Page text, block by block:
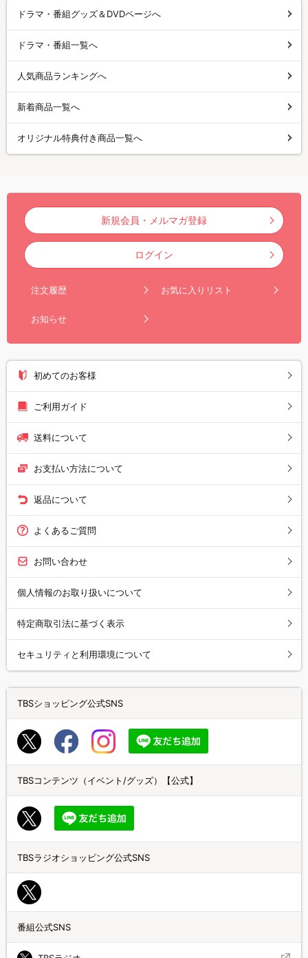
ドラマ・番組グッズ＆DVDページへ
ドラマ・番組一覧へ
人気商品ランキングへ
新着商品一覧へ
オリジナル特典付き商品一覧へ
新規会員・メルマガ登録
ログイン
注文履歴 お気に入りリスト
お知らせ
初めてのお客様
ご利用ガイド
送料について
お支払い方法について
返品について
よくあるご質問
お問い合わせ
個人情報のお取り扱いについて
特定商取引法に基づく表示
セキュリティと利用環境について
TBSショッピング公式SNS
TBSコンテンツ（イベント/グッズ）【公式】
TBSラジオショッピング公式SNS
番組公式SNS